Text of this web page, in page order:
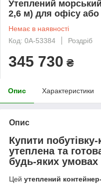
Утеплений
2,6 м) для офісу
Немає в наявності
Код: 0А-53384
Роздріб
345 730 ₴
Опис Характеристики
Опис
Купити
утеплена та
будь-яких умовах
Цей утеплений